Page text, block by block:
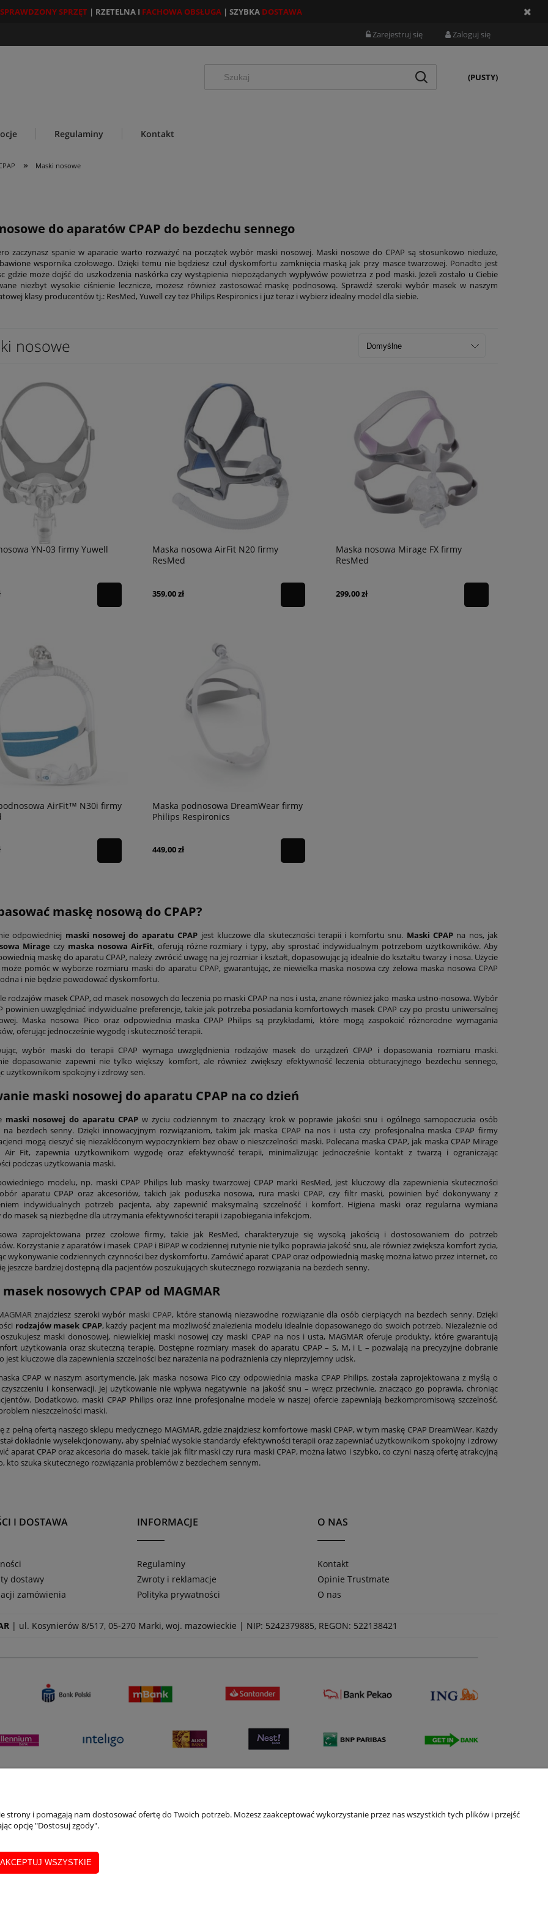
SPRAWDZONY SPRZĘT| RZETELNA I FACHOWA OBSŁUGA| SZYBKA DOSTAWA
Zarejestruj się Zaloguj się
(PUSTY)
Regulaminy Kontakt
» Maski nosowe
do aparatów CPAP do bezdechu sennego
zaczynasz spanie w aparacie warto rozważyć na początek wybór maski nosowej. Maski nosowe do CPAP są stosunkowo nieduże,
wspornika czołowego. Dzięki temu nie będziesz czuł dyskomfortu zamknięcia maską jak przy masce twarzowej. Ponadto jest
gdzie może dojść do uszkodzenia naskórka czy wystąpienia niepożądanych wypływów powietrza z pod maski. Jeżeli zostało u Ciebie
niezbyt wysokie ciśnienie lecznicze, możesz również zastosować maskę podnosową. Sprawdź szeroki wybór masek w naszym
klasy producentów tj.: ResMed, Yuwell czy też Philips Respironics i już teraz i wybierz idealny model dla siebie.
nosowe
YN-03 firmy Yuwell
Maska nosowa AirFit N20 firmy
ResMed
359,00 zł
Maska nosowa Mirage FX firmy
ResMed
299,00 zł
AirFit™ N30i firmy
Maska podnosowa DreamWear firmy
Philips Respironics
449,00 zł
maskę nosową do CPAP?
odpowiedniej maski nosowej do aparatu CPAP jest kluczowe dla skuteczności terapii i komfortu snu. Maski CPAPna nos, jak
Mirage czy maska nosowa AirFit, oferują różne rozmiary i typy, aby sprostać indywidualnym potrzebom użytkowników. Aby
maskę do aparatu CPAP, należy zwrócić uwagę na jej rozmiar i kształt, dopasowując ją idealnie do kształtu twarzy i nosa. Użycie
pomóc w wyborze rozmiaru maski do aparatu CPAP, gwarantując, że niewielka maska nosowa czy żelowa maska nosowa CPAP
i nie będzie powodować dyskomfortu.
rodzajów masek CPAP, od masek nosowych do leczenia po maski CPAP na nos i usta, znane również jako maska ustno-nosowa. Wybór
powinien uwzględniać indywidualne preferencje, takie jak potrzeba posiadania komfortowych masek CPAP czy po prostu uniwersalnej
Maska nosowa Pico oraz odpowiednia maska CPAP Philips są przykładami, które mogą zaspokoić różnorodne wymagania
oferując jednocześnie wygodę i skuteczność terapii.
wybór maski do terapii CPAP wymaga uwzględnienia rodzajów masek do urządzeń CPAP i dopasowania rozmiaru maski.
dopasowanie zapewni nie tylko większy komfort, ale również zwiększy efektywność leczenia obturacyjnego bezdechu sennego,
użytkownikom spokojny i zdrowy sen.
maski nosowej do aparatu CPAP na co dzień
maski nosowej do aparatu CPAP w życiu codziennym to znaczący krok w poprawie jakości snu i ogólnego samopoczucia osób
na bezdech senny. Dzięki innowacyjnym rozwiązaniom, takim jak maska CPAP na nos i usta czy profesjonalna maska CPAP firmy
mogą cieszyć się niezakłóconym wypoczynkiem bez obaw o nieszczelności maski. Polecana maska CPAP, jak maska CPAP Mirage
Air Fit, zapewnia użytkownikom wygodę oraz efektywność terapii, minimalizując jednocześnie kontakt z twarzą i ograniczając
podczas użytkowania maski.
modelu, np. maski CPAP Philips lub masky twarzowej CPAP marki ResMed, jest kluczowy dla zapewnienia skuteczności
aparatu CPAP oraz akcesoriów, takich jak poduszka nosowa, rura maski CPAP, czy filtr maski, powinien być dokonywany z
indywidualnych potrzeb pacjenta, aby zapewnić maksymalną szczelność i komfort. Higiena maski oraz regularna wymiana
do masek są niezbędne dla utrzymania efektywności terapii i zapobiegania infekcjom.
zaprojektowana przez czołowe firmy, takie jak ResMed, charakteryzuje się wysoką jakością i dostosowaniem do potrzeb
Korzystanie z aparatów i masek CPAP i BiPAP w codziennej rutynie nie tylko poprawia jakość snu, ale również zwiększa komfort życia,
wykonywanie codziennych czynności bez dyskomfortu. Zamówić aparat CPAP oraz odpowiednią maskę można łatwo przez internet, co
jeszcze bardziej dostępną dla pacjentów poszukujących skutecznego rozwiązania na bezdech senny.
nosowych CPAP od MAGMAR
znajdziesz szeroki wybór maski CPAP, które stanowią niezawodne rozwiązanie dla osób cierpiących na bezdech senny. Dzięki
rodzajów masek CPAP, każdy pacjent ma możliwość znalezienia modelu idealnie dopasowanego do swoich potrzeb. Niezależnie od
maski donosowej, niewielkiej maski nosowej czy maski CPAP na nos i usta, MAGMAR oferuje produkty, które gwarantują
użytkowania oraz skuteczną terapię. Dostępne rozmiary masek do aparatu CPAP – S, M, i L – pozwalają na precyzyjne dobranie
jest kluczowe dla zapewnienia szczelności bez narażenia na podrażnienia czy nieprzyjemny ucisk.
CPAP w naszym asortymencie, jak maska nosowa Pico czy odpowiednia maska CPAP Philips, została zaprojektowana z myślą o
i konserwacji. Jej użytkowanie nie wpływa negatywnie na jakość snu – wręcz przeciwnie, znacząco go poprawia, chroniąc
Dodatkowo, maski CPAP Philips oraz inne profesjonalne modele w naszej ofercie zapewniają bezkompromisową szczelność,
nieszczelności maski.
z pełną ofertą naszego sklepu medycznego MAGMAR, gdzie znajdziesz komfortowe maski CPAP, w tym maskę CPAP DreamWear. Każdy
dokładnie wyselekcjonowany, aby spełniać wysokie standardy efektywności terapii oraz zapewniać użytkownikom spokojny i zdrowy
aparat CPAP oraz akcesoria do masek, takie jak filtr maski czy rura maski CPAP, można łatwo i szybko, co czyni naszą ofertę atrakcyjną
kto szuka skutecznego rozwiązania problemów z bezdechem sennym.
I DOSTAWA
dostawy
zamówienia
INFORMACJE
Regulaminy
Zwroty i reklamacje
Polityka prywatności
O NAS
Kontakt
Opinie Trustmate
O nas
| ul. Kosynierów 8/517, 05-270 Marki, woj. mazowieckie | NIP: 5242379885, REGON: 522138421
strony i pomagają nam dostosować ofertę do Twoich potrzeb. Możesz zaakceptować wykorzystanie przez nas wszystkich tych plików i przejść
opcję "Dostosuj zgody".
WSZYSTKIE